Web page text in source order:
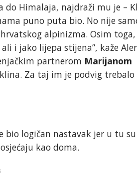
do Himalaja, najdraži mu je –
puno puta bio. No nije
alpinizma. Osim
i jako lijepa stijena”, kaže
partnerom Marijanom
Za taj im je podvig
bio logičan nastavak jer u tu
kao doma.